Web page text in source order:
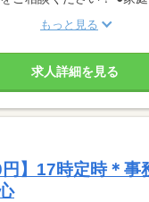
もっと見る
求人詳細を見る
円】17時定時＊事